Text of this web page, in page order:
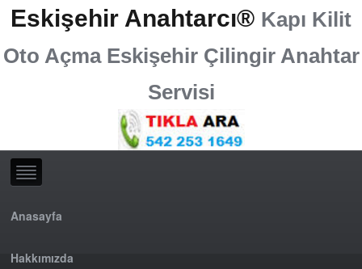
Eskişehir Anahtarcı® Kapı Kilit
Oto Açma Eskişehir Çilingir Anahtar
Servisi
Anasayfa
Hakkımızda